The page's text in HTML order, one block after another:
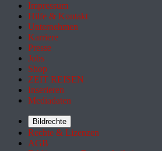
Impressum
Hilfe & Kontakt
Unternehmen
Karriere
Presse
Jobs
Shop
ZEIT REISEN
Inserieren
Mediadaten
Bildrechte
Rechte & Lizenzen
AGB